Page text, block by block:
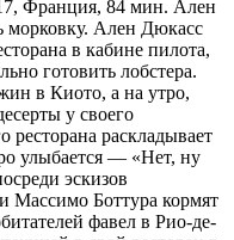
Франция, 84 мин. Ален
морковку. Ален Дюкасс
в кабине пилота,
готовить лобстера.
в Киото, а на утро,
у своего
ресторана раскладывает
улыбается — «Нет, ну
эскизов
Массимо Боттура кормят
фавел в Рио-де-